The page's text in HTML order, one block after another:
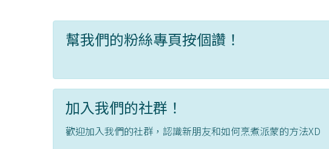
幫我們的粉絲專頁按個讚！
加入我們的社群！
歡迎加入我們的社群，認識新朋友和如何烹煮派蒙的方法XD